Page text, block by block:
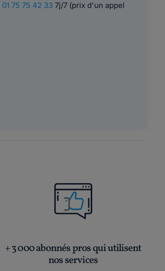
01 75 75 42 337j/7 (prix d'un appel
+ 3 000 abonnés pros qui utilisent
nos services